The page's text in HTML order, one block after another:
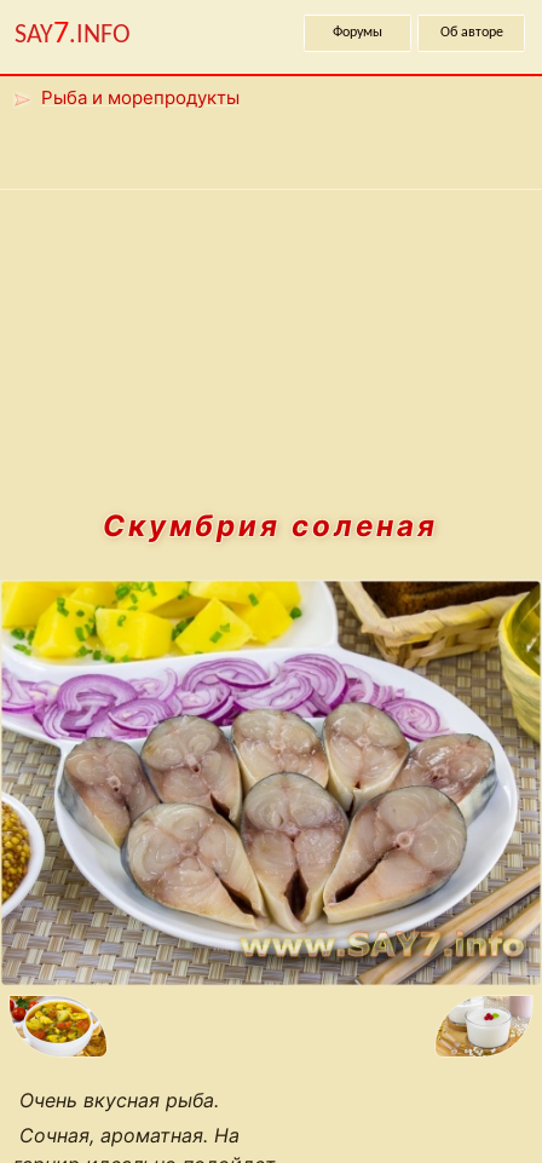
SAY7.INFO Форумы Об авторе
Рыба и морепродукты
Скумбрия соленая
Очень вкусная рыба.
Сочная, ароматная. На